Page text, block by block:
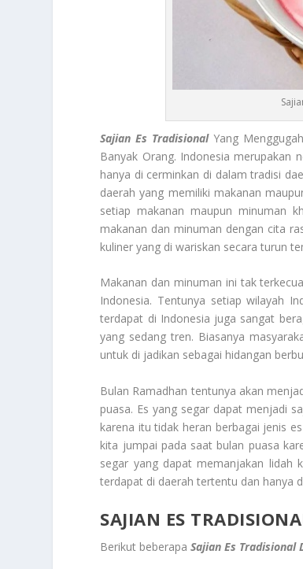
Sajian Es TradisionalYang
Banyak Orang. Indonesia merupakan
hanya di cerminkan di dalam tradisi
daerah yang memiliki makanan
setiap makanan maupun minuman
makanan dan minuman dengan cita
kuliner yang di wariskan secara turun
Makanan dan minuman ini tak
Indonesia. Tentunya setiap wilayah
terdapat di Indonesia juga sangat
yang sedang tren. Biasanya
untuk di jadikan sebagai hidangan
Bulan Ramadhan tentunya akan
puasa. Es yang segar dapat menjadi
karena itu tidak heran berbagai jenis
kita jumpai pada saat bulan puasa
segar yang dapat memanjakan lidah
terdapat di daerah tertentu dan hanya
SAJIAN ES
Berikut beberapaSajian Es Tradisional